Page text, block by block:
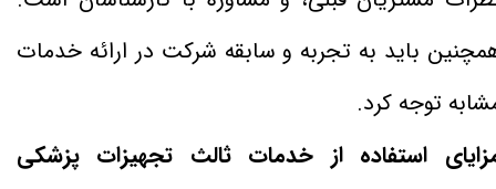
باید به تجربه و سابقه شرکت در ارائه خدمات
توجه کرد.
استفاده از خدمات ثالث تجهیزات پزشکی